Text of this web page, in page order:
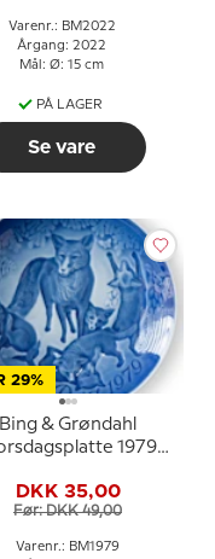
Varenr.: BM2022
Årgang: 2022
Mål: Ø: 15 cm
PÅ LAGER
Se vare
29%
Bing & Grøndahl
1979
DKK 35,00
Før: DKK 49,00
Varenr.: BM1979